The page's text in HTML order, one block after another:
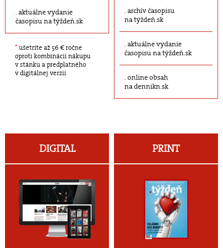
aktuálne vydanie
časopisu na týždeň.sk
* ušetríte až 56 € ročne
oproti kombinácii nákupu
v stánku a predplatného
v digitálnej verzii
archív časopisu
na týždeň.sk
aktuálne vydanie
časopisu na týždeň.sk
online obsah
na dennikn.sk
DIGITAL PRINT